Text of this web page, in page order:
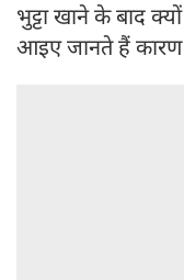
भुट्टा खाने के बाद
आइए जानते हैं कारण